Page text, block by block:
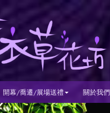
開幕/喬遷/展場送禮 關於我們